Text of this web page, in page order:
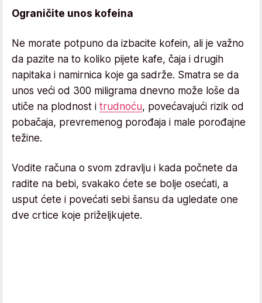
Ograničite unos kofeina
Ne morate potpuno da izbacite kofein, ali je važno
da pazite na to koliko pijete kafe, čaja i drugih
napitaka i namirnica koje ga sadrže. Smatra se da
unos veći od 300 miligrama dnevno može loše da
utiče na plodnost i trudnoću, povećavajući rizik od
pobačaja, prevremenog porođaja i male porođajne
težine.
Vodite računa o svom zdravlju i kada počnete da
radite na bebi, svakako ćete se bolje osećati, a
usput ćete i povećati sebi šansu da ugledate one
dve crtice koje priželjkujete.